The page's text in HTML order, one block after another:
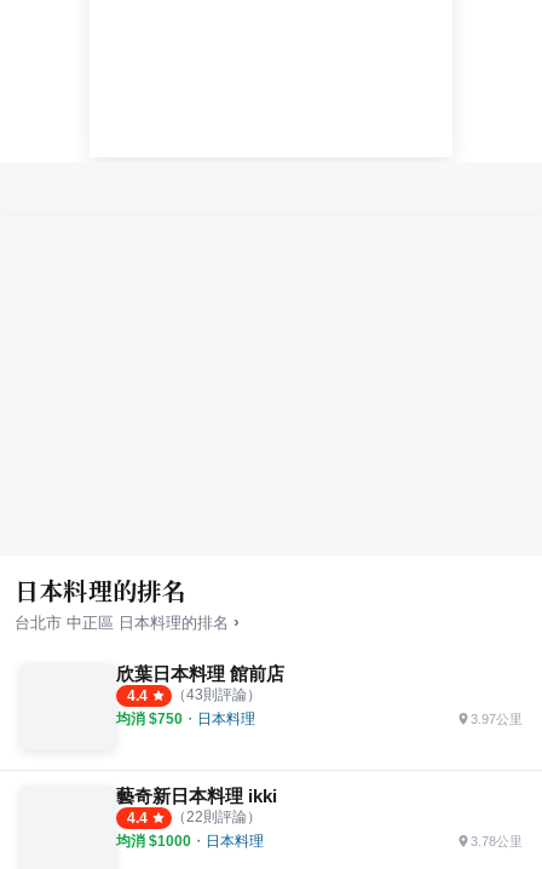
日本料理的排名
台北市 中正區 日本料理的排名 ›
欣葉日本料理 館前店
4.4 （43則評論）
均消 $750 ・ 日本料理 3.97公里
藝奇新日本料理 ikki
4.4 （22則評論）
均消 $1000 ・ 日本料理 3.78公里